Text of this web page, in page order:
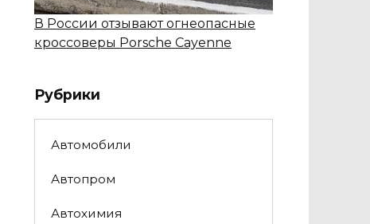
В России отзывают огнеопасные
кроссоверы Porsche Cayenne
Рубрики
Автомобили
Автопром
Автохимия